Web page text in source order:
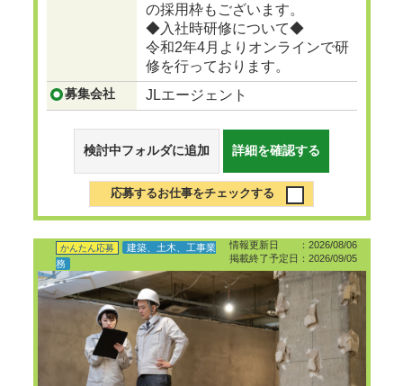
の採用枠もございます。
◆入社時研修について◆
令和2年4月よりオンラインで研
修を行っております。
募集会社 JLエージェント
検討中フォルダに追加 詳細を確認する
応募するお仕事をチェックする
情報更新日 ：2026/08/06
掲載終了予定日：2026/09/05
かんたん応募
建築、土木、工事業
務